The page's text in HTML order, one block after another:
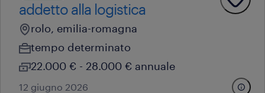
addetto alla logistica
rolo, emilia-romagna
tempo determinato
22.000 € - 28.000 € annuale
12 giugno 2026